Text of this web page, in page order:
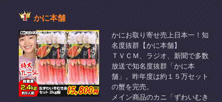
かに本舗
かにお取り寄せ売上日本一！知
名度抜群【かに本舗】
ＴＶＣＭ、ラジオ、新聞で多数
放送で知名度抜群「かに本
舗」。昨年度は約１５万セット
の蟹を完売。
メイン商品のカニ「ずわいむき